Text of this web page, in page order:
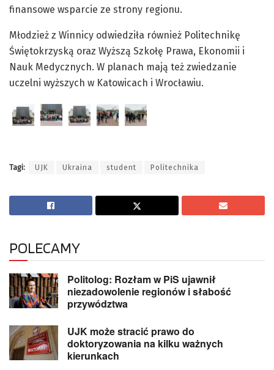
finansowe wsparcie ze strony regionu.
Młodzież z Winnicy odwiedziła również Politechnikę
Świętokrzyską oraz Wyższą Szkołę Prawa, Ekonomii i
Nauk Medycznych. W planach mają też zwiedzanie
uczelni wyższych w Katowicach i Wrocławiu.
Tagi: UJK Ukraina student Politechnika
POLECAMY
Politolog: Rozłam w PiS ujawnił
niezadowolenie regionów i słabość
przywództwa
UJK może stracić prawo do
doktoryzowania na kilku ważnych
kierunkach